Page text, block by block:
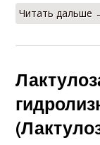
Читать дальше